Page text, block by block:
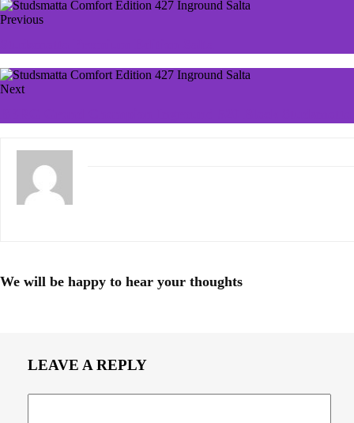
Previous
Next
We will be happy to hear your thoughts
LEAVE A REPLY